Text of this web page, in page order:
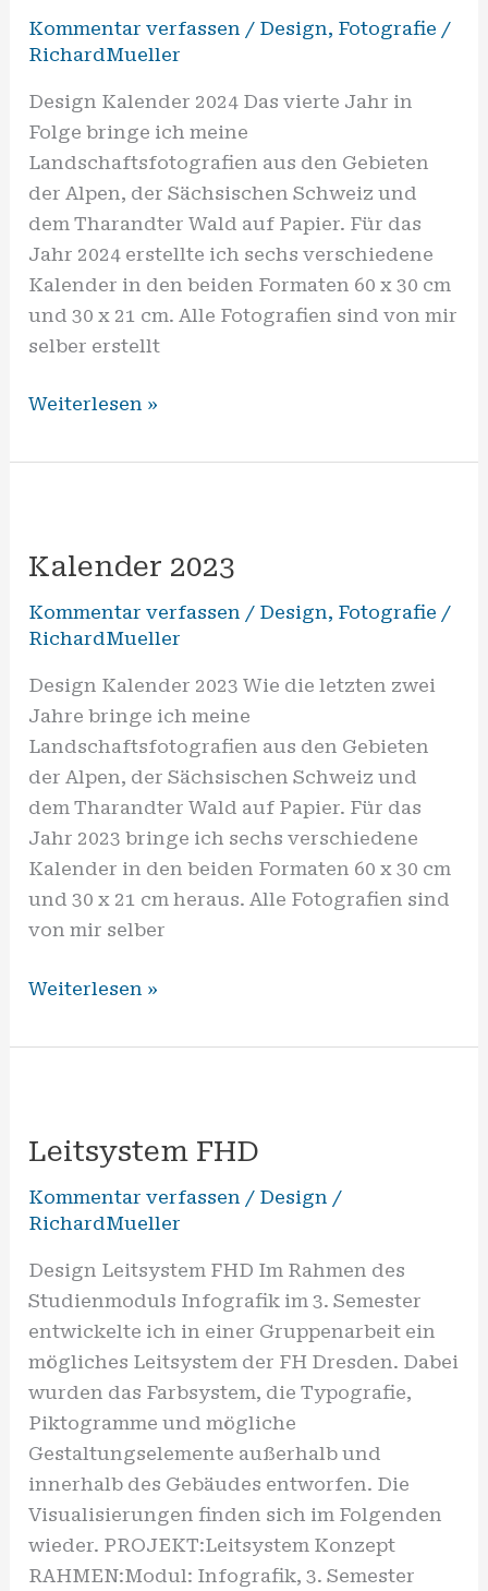
Kommentar verfassen / Design, Fotografie /
RichardMueller
Design Kalender 2024 Das vierte Jahr in
Folge bringe ich meine
Landschaftsfotografien aus den Gebieten
der Alpen, der Sächsischen Schweiz und
dem Tharandter Wald auf Papier. Für das
Jahr 2024 erstellte ich sechs verschiedene
Kalender in den beiden Formaten 60 x 30 cm
und 30 x 21 cm. Alle Fotografien sind von mir
selber erstellt
Weiterlesen »
Kalender 2023
Kommentar verfassen / Design, Fotografie /
RichardMueller
Design Kalender 2023 Wie die letzten zwei
Jahre bringe ich meine
Landschaftsfotografien aus den Gebieten
der Alpen, der Sächsischen Schweiz und
dem Tharandter Wald auf Papier. Für das
Jahr 2023 bringe ich sechs verschiedene
Kalender in den beiden Formaten 60 x 30 cm
und 30 x 21 cm heraus. Alle Fotografien sind
von mir selber
Weiterlesen »
Leitsystem FHD
Kommentar verfassen / Design /
RichardMueller
Design Leitsystem FHD Im Rahmen des
Studienmoduls Infografik im 3. Semester
entwickelte ich in einer Gruppenarbeit ein
mögliches Leitsystem der FH Dresden. Dabei
wurden das Farbsystem, die Typografie,
Piktogramme und mögliche
Gestaltungselemente außerhalb und
innerhalb des Gebäudes entworfen. Die
Visualisierungen finden sich im Folgenden
wieder. PROJEKT:Leitsystem Konzept
RAHMEN:Modul: Infografik, 3. Semester